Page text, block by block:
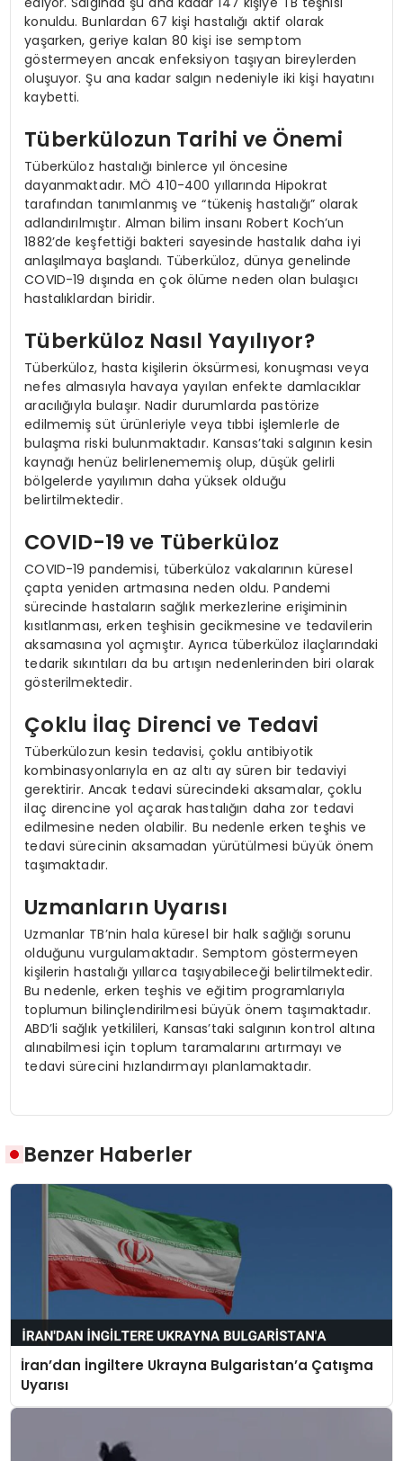
konuldu. Bunlardan 67 kişi hastalığı aktif olarak
yaşarken, geriye kalan 80 kişi ise semptom
göstermeyen ancak enfeksiyon taşıyan bireylerden
oluşuyor. Şu ana kadar salgın nedeniyle iki kişi hayatını
kaybetti.
Tüberkülozun Tarihi ve Önemi
Tüberküloz hastalığı binlerce yıl öncesine
dayanmaktadır. MÖ 410-400 yıllarında Hipokrat
tarafından tanımlanmış ve “tükeniş hastalığı” olarak
adlandırılmıştır. Alman bilim insanı Robert Koch’un
1882’de keşfettiği bakteri sayesinde hastalık daha iyi
anlaşılmaya başlandı. Tüberküloz, dünya genelinde
COVID-19 dışında en çok ölüme neden olan bulaşıcı
hastalıklardan biridir.
Tüberküloz Nasıl Yayılıyor?
Tüberküloz, hasta kişilerin öksürmesi, konuşması veya
nefes almasıyla havaya yayılan enfekte damlacıklar
aracılığıyla bulaşır. Nadir durumlarda pastörize
edilmemiş süt ürünleriyle veya tıbbi işlemlerle de
bulaşma riski bulunmaktadır. Kansas’taki salgının kesin
kaynağı henüz belirlenememiş olup, düşük gelirli
bölgelerde yayılımın daha yüksek olduğu
belirtilmektedir.
COVID-19 ve Tüberküloz
COVID-19 pandemisi, tüberküloz vakalarının küresel
çapta yeniden artmasına neden oldu. Pandemi
sürecinde hastaların sağlık merkezlerine erişiminin
kısıtlanması, erken teşhisin gecikmesine ve tedavilerin
aksamasına yol açmıştır. Ayrıca tüberküloz ilaçlarındaki
tedarik sıkıntıları da bu artışın nedenlerinden biri olarak
gösterilmektedir.
Çoklu İlaç Direnci ve Tedavi
Tüberkülozun kesin tedavisi, çoklu antibiyotik
kombinasyonlarıyla en az altı ay süren bir tedaviyi
gerektirir. Ancak tedavi sürecindeki aksamalar, çoklu
ilaç direncine yol açarak hastalığın daha zor tedavi
edilmesine neden olabilir. Bu nedenle erken teşhis ve
tedavi sürecinin aksamadan yürütülmesi büyük önem
taşımaktadır.
Uzmanların Uyarısı
Uzmanlar TB’nin hala küresel bir halk sağlığı sorunu
olduğunu vurgulamaktadır. Semptom göstermeyen
kişilerin hastalığı yıllarca taşıyabileceği belirtilmektedir.
Bu nedenle, erken teşhis ve eğitim programlarıyla
toplumun bilinçlendirilmesi büyük önem taşımaktadır.
ABD’li sağlık yetkilileri, Kansas’taki salgının kontrol altına
alınabilmesi için toplum taramalarını artırmayı ve
tedavi sürecini hızlandırmayı planlamaktadır.
Benzer Haberler
İran’dan İngiltere Ukrayna Bulgaristan’a Çatışma
Uyarısı